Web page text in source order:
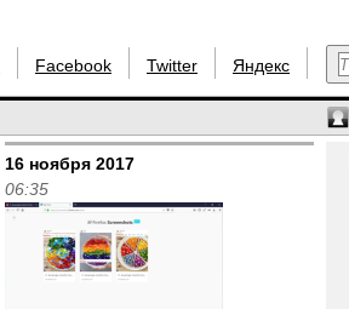
Facebook Twitter Яндекс
16 ноября 2017
06:35